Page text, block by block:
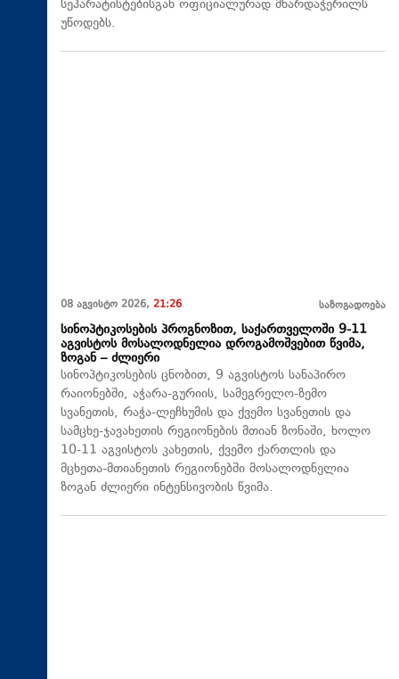
სეპარატისტებისგან ოფიციალურად მხარდაჭერილს
უწოდებს.
08 აგვისტო 2026, 21:26 საზოგადოება
სინოპტიკოსების პროგნოზით, საქართველოში 9-11
აგვისტოს მოსალოდნელია დროგამოშვებით წვიმა,
ზოგან – ძლიერი
სინოპტიკოსების ცნობით, 9 აგვისტოს სანაპირო
რაიონებში, აჭარა-გურიის, სამეგრელო-ზემო
სვანეთის, რაჭა-ლეჩხუმის და ქვემო სვანეთის და
სამცხე-ჯავახეთის რეგიონების მთიან ზონაში, ხოლო
10-11 აგვისტოს კახეთის, ქვემო ქართლის და
მცხეთა-მთიანეთის რეგიონებში მოსალოდნელია
ზოგან ძლიერი ინტენსივობის წვიმა.